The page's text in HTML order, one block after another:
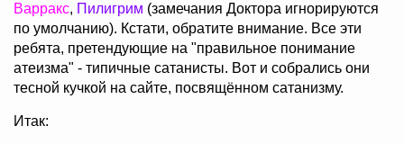
Варракс, Пилигрим (замечания Доктора игнорируются
по умолчанию). Кстати, обратите внимание. Все эти
ребята, претендующие на "правильное понимание
атеизма" - типичные сатанисты. Вот и собрались они
тесной кучкой на сайте, посвящённом сатанизму.
Итак: